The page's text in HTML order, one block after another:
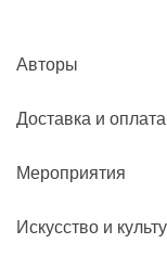
Авторы
Доставка и оплата
Мероприятия
Искусство и